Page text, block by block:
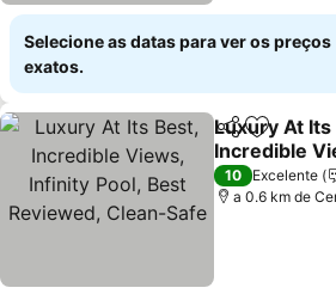
Selecione as datas para ver os preços
exatos.
Partilhar
Luxury At Its
Incredible
Pool, Best
Clean-Safe
Ver preços
10 Excelente
a 0.6 km de